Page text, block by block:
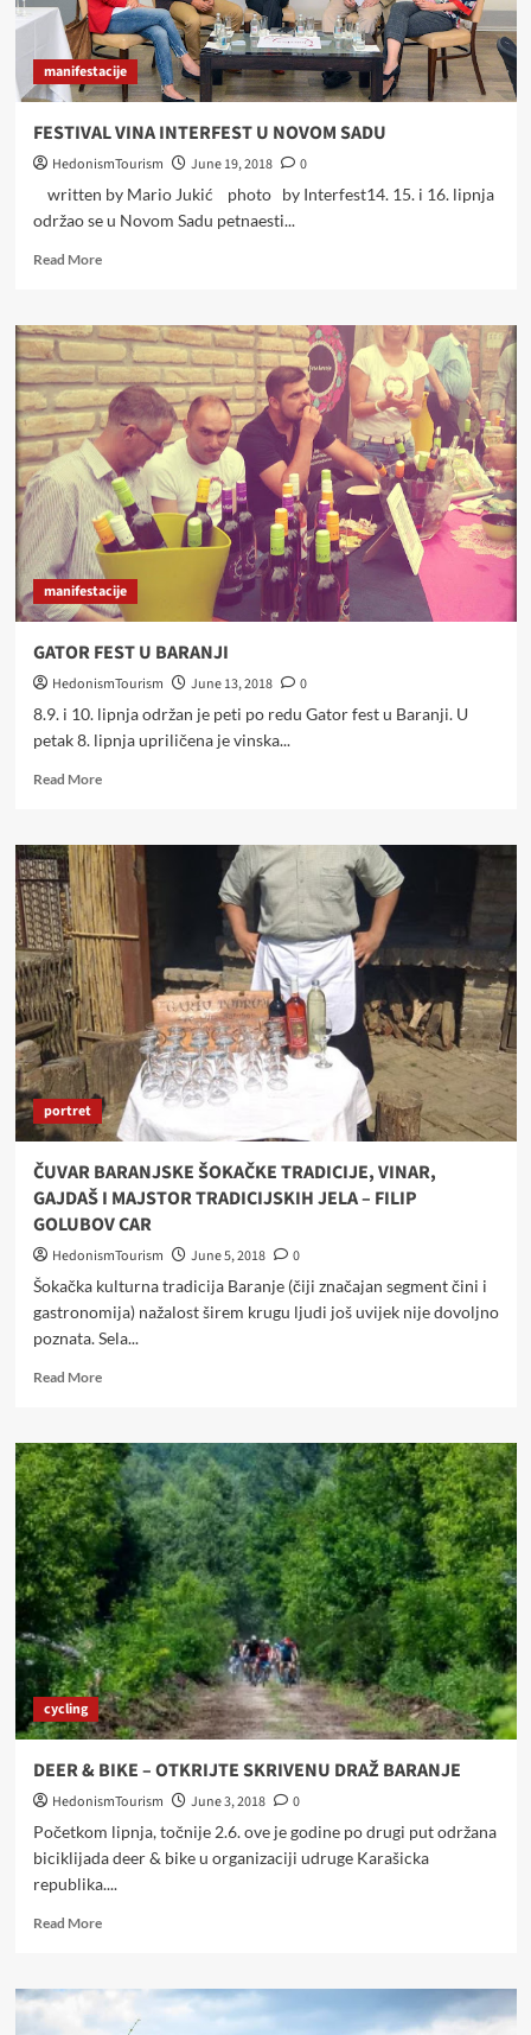
manifestacije
FESTIVAL VINA INTERFEST U NOVOM SADU
HedonismTourism June 19, 2018
0
written by Mario Jukić photo by Interfest14. 15. i 16. lipnja
održao se u Novom Sadu petnaesti...
Read MoreRead
FESTIVAL
VINA
INTERFEST
U
NOVOM
SADU
manifestacije
GATOR FEST U BARANJI
HedonismTourism June 13, 2018
0
8.9. i 10. lipnja održan je peti po redu Gator fest u Baranji. U
petak 8. lipnja upriličena je vinska...
Read MoreRead
GATOR
FEST
U
BARANJI
portret
ČUVAR BARANJSKE ŠOKAČKE TRADICIJE, VINAR,
GAJDAŠ I MAJSTOR TRADICIJSKIH JELA – FILIP
GOLUBOV CAR
HedonismTourism June 5, 2018
0
Šokačka kulturna tradicija Baranje (čiji značajan segment čini i
gastronomija) nažalost širem krugu ljudi još uvijek nije dovoljno
poznata. Sela...
Read MoreRead
ČUVAR
BARANJSKE
ŠOKAČKE
TRADICIJE,
VINAR,
GAJDAŠ
I
MAJSTOR
TRADICIJSKIH
JELA
–
FILIP
GOLUBOV
CAR
cycling
DEER & BIKE – OTKRIJTE SKRIVENU DRAŽ BARANJE
HedonismTourism June 3, 2018
0
Početkom lipnja, točnije 2.6. ove je godine po drugi put održana
biciklijada deer & bike u organizaciji udruge Karašicka
republika....
Read MoreRead
DEER